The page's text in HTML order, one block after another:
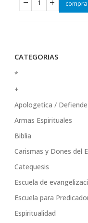
CATEGORIAS
*
+
Apologetica /
Armas Espirituales
Biblia
Carismas y Dones del
Catequesis
Escuela de
Escuela para
Espiritualidad